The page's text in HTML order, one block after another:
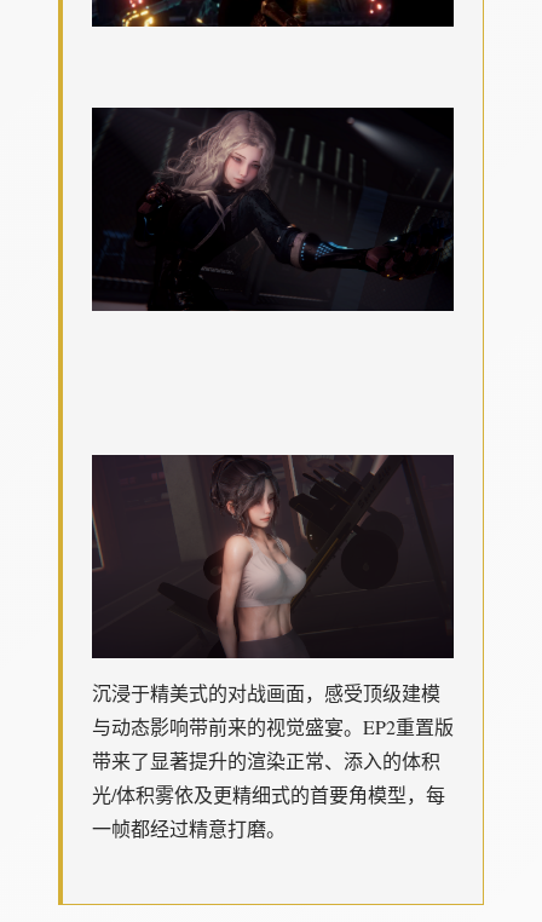
沉浸于精美式的对战画面，感受顶级建模
与动态影响带前来的视觉盛宴。EP2重置版
带来了显著提升的渲染正常、添入的体积
光/体积雾依及更精细式的首要角模型，每
一帧都经过精意打磨。